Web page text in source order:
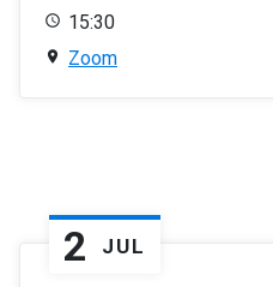
15:30
Zoom
2 JUL